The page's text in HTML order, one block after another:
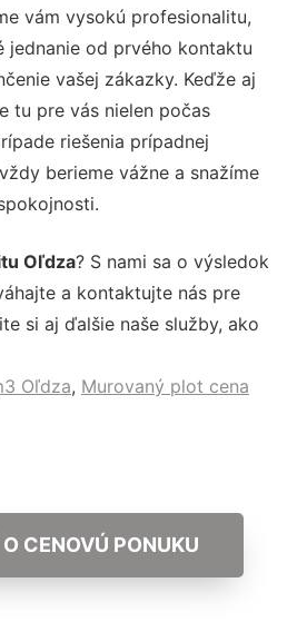
vám vysokú profesionalitu,
jednanie od prvého kontaktu
vašej zákazky. Keďže aj
tu pre vás nielen počas
riešenia prípadnej
berieme vážne a snažíme
Oľdza? S nami sa o výsledok
a kontaktujte nás pre
si aj ďalšie naše služby, ako
Oľdza, Murovaný plot cena
CENOVÚ PONUKU